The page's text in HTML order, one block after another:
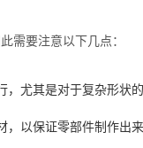
需要注意以下几点：
尤其是对于复杂形状
以保证零部件制作出